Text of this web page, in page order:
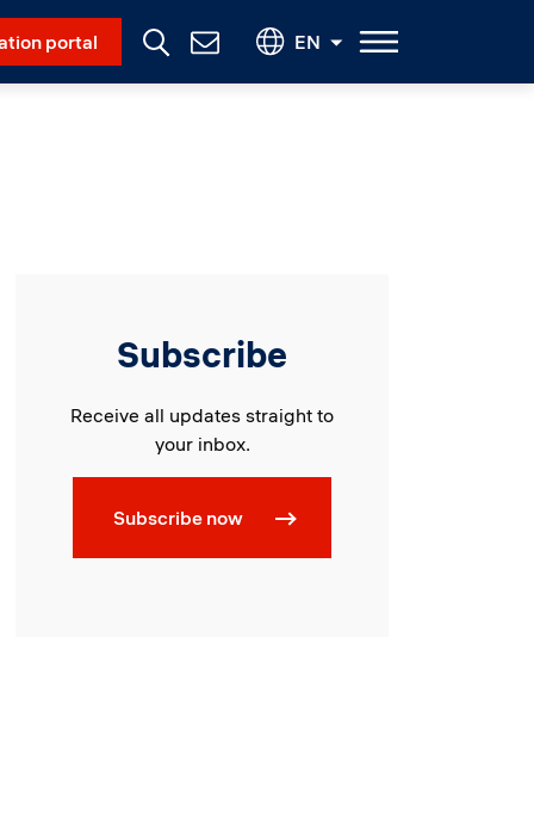
portal
Contact
Us
EN
Subscribe
Receive all updates straight to
your inbox.
Subscribe now